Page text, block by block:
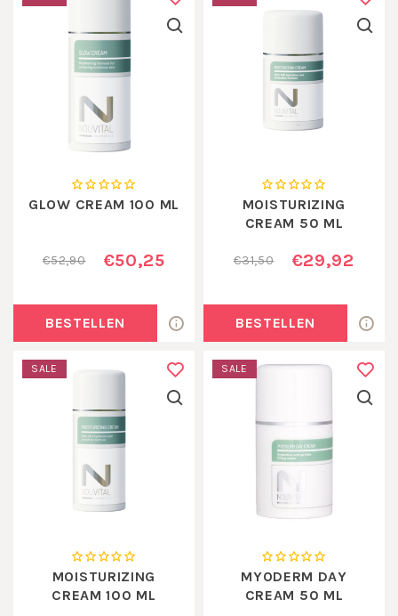
GLOW CREAM 100 ML
€52,90 €50,25
BESTELLEN
MOISTURIZING
CREAM 50 ML
€31,50 €29,92
BESTELLEN
SALE
MOISTURIZING
CREAM 100 ML
SALE
MYODERM DAY
CREAM 50 ML